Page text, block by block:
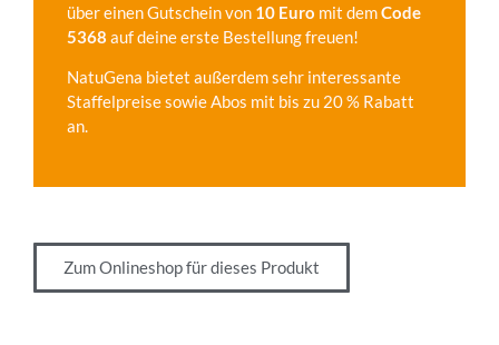
über einen Gutschein von 10 Euro mit demCode
5368 auf deine erste Bestellung freuen!
NatuGena bietet außerdem sehr interessante
Staffelpreise sowie Abos mit bis zu 20 % Rabatt
an.
Zum Onlineshop für dieses Produkt